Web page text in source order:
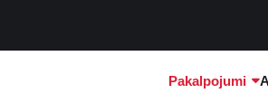
Pakalpojumi